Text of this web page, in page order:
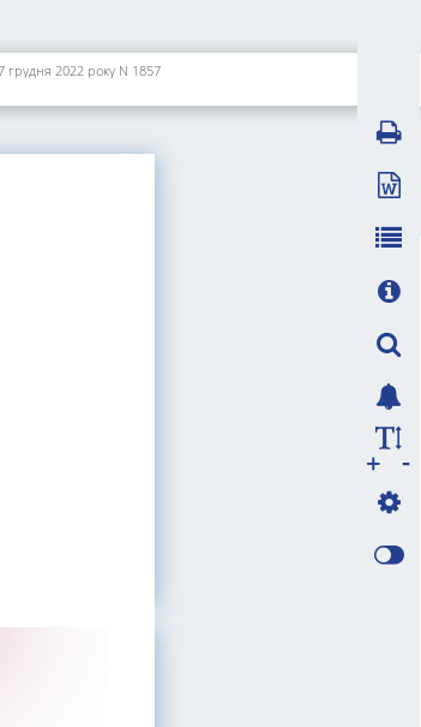
грудня 2022 року N 1857
-
+